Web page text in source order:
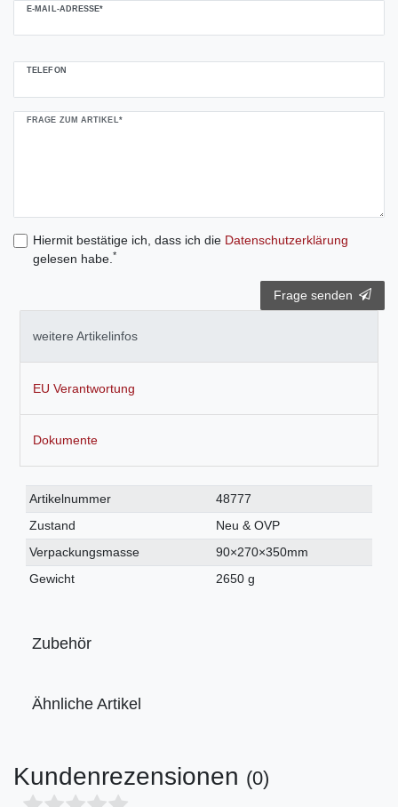
E-MAIL-ADRESSE*
TELEFON
FRAGE ZUM ARTIKEL*
Hiermit bestätige ich, dass ich die Daten­schutz­erklärung
gelesen habe. *
Frage senden
weitere Artikelinfos
EU Verantwortung
Dokumente
Technisches
Merkmal
Wert
Artikelnummer
48777
Zustand
Neu & OVP
Verpackungsmasse
90×270×350mm
Gewicht
2650 g
Zubehör
Ähnliche Artikel
Kundenrezensionen (0)